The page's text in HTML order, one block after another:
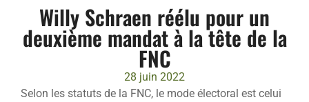
Willy Schraen réélu pour un
deuxième mandat à la tête de la
FNC
28 juin 2022
Selon les statuts de la FNC, le mode électoral est celui